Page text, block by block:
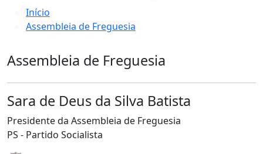
Início
Assembleia de Freguesia
Assembleia de Freguesia
Sara de Deus da Silva Batista
Presidente da Assembleia de Freguesia
PS - Partido Socialista